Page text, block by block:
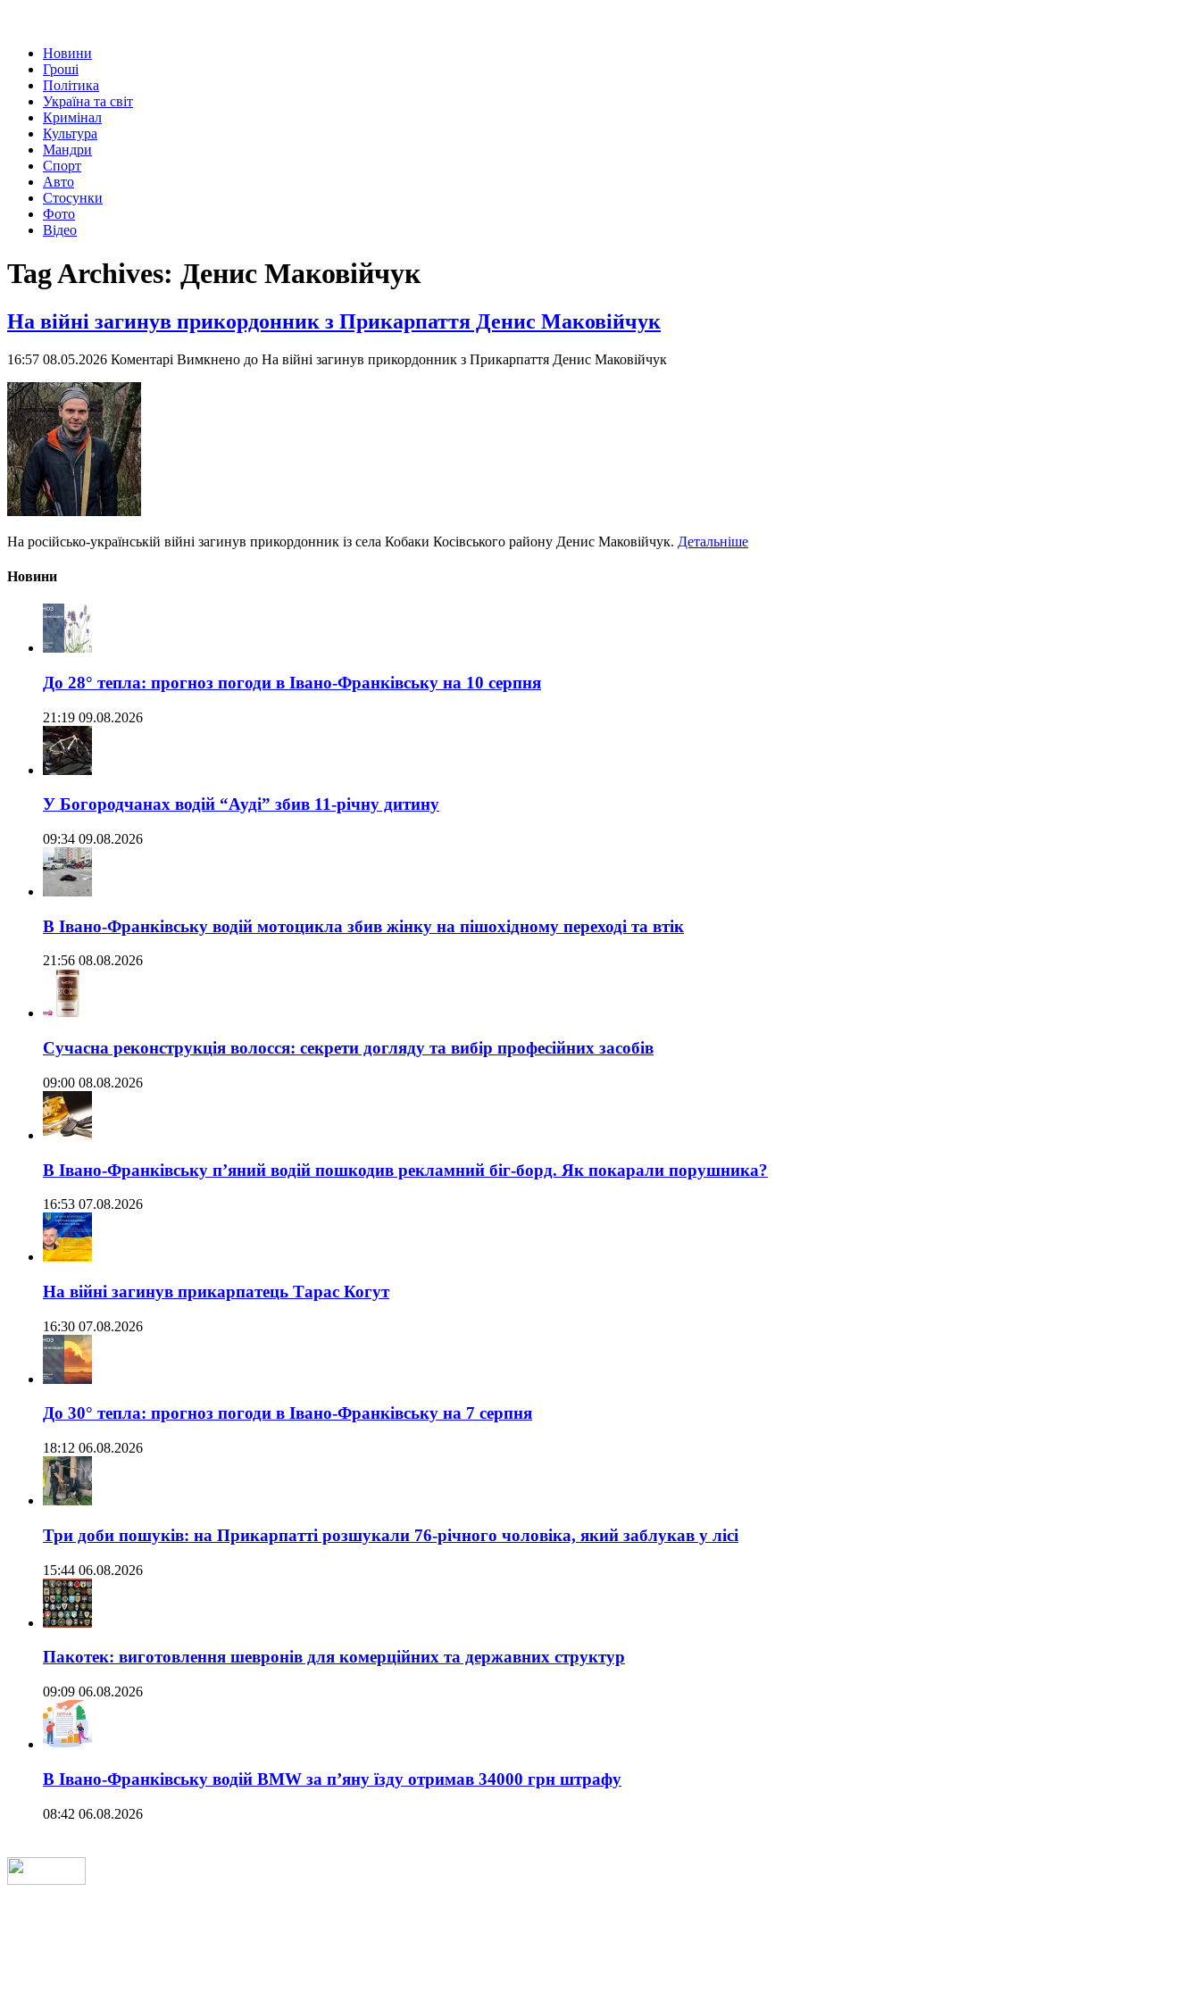
Новини
Гроші
Політика
Україна та світ
Кримінал
Культура
Мандри
Спорт
Авто
Стосунки
Фото
Відео
Tag Archives: Денис Маковійчук
На війні загинув прикордонник з Прикарпаття Денис Маковійчук
16:57 08.05.2026 Коментарі Вимкнено до На війні загинув прикордонник з Прикарпаття Денис Маковійчук
На російсько-українській війні загинув прикордонник із села Кобаки Косівського району Денис Маковійчук. Детальніше
Новини
До 28° тепла: прогноз погоди в Івано-Франківську на 10 серпня
21:19 09.08.2026
У Богородчанах водій “Ауді” збив 11-річну дитину
09:34 09.08.2026
В Івано-Франківську водій мотоцикла збив жінку на пішохідному переході та втік
21:56 08.08.2026
Сучасна реконструкція волосся: секрети догляду та вибір професійних засобів
09:00 08.08.2026
В Івано-Франківську п’яний водій пошкодив рекламний біг-борд. Як покарали порушника?
16:53 07.08.2026
На війні загинув прикарпатець Тарас Когут
16:30 07.08.2026
До 30° тепла: прогноз погоди в Івано-Франківську на 7 серпня
18:12 06.08.2026
Три доби пошуків: на Прикарпатті розшукали 76-річного чоловіка, який заблукав у лісі
15:44 06.08.2026
Пакотек: виготовлення шевронів для комерційних та державних структур
09:09 06.08.2026
В Івано-Франківську водій BMW за п’яну їзду отримав 34000 грн штрафу
08:42 06.08.2026